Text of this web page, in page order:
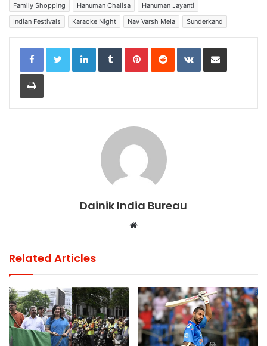
o
o
k
p
p
Family Shopping
Hanuman Chalisa
Hanuman Jayanti
Indian Festivals
Karaoke Night Nav Varsh Mela Sunderkand
LinkedInTumblrPinterestReddit VKontakteShare via Email
Print
Dainik India Bureau
Website
Related Articles